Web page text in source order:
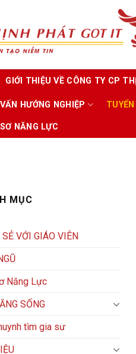
GIỚI THIỆU VỀ CÔNG TY CP
HƯỚNG NGHIỆP
NĂNG LỰC
MỤC
VỚI GIÁO VIÊN
Năng Lực
SỐNG
tìm gia sư